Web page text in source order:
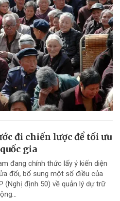
đi chiến lược để tối ưu
gia
đang chính thức lấy ý kiến diện
đổi, bổ sung một số điều của
(Nghị định 50) về quản lý dự trữ